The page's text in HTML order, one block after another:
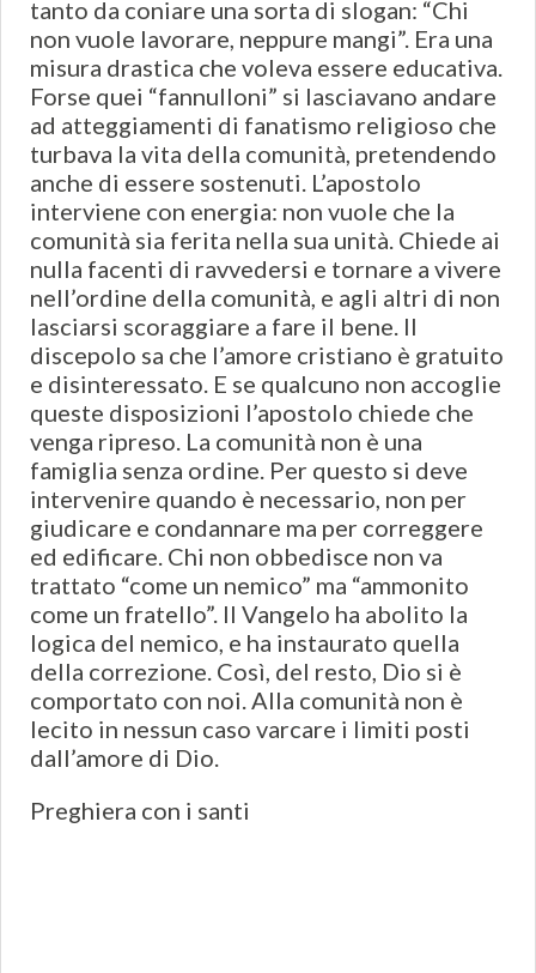
tanto da coniare una sorta di slogan: “Chi
non vuole lavorare, neppure mangi”. Era una
misura drastica che voleva essere educativa.
Forse quei “fannulloni” si lasciavano andare
ad atteggiamenti di fanatismo religioso che
turbava la vita della comunità, pretendendo
anche di essere sostenuti. L’apostolo
interviene con energia: non vuole che la
comunità sia ferita nella sua unità. Chiede ai
nulla facenti di ravvedersi e tornare a vivere
nell’ordine della comunità, e agli altri di non
lasciarsi scoraggiare a fare il bene. Il
discepolo sa che l’amore cristiano è gratuito
e disinteressato. E se qualcuno non accoglie
queste disposizioni l’apostolo chiede che
venga ripreso. La comunità non è una
famiglia senza ordine. Per questo si deve
intervenire quando è necessario, non per
giudicare e condannare ma per correggere
ed edificare. Chi non obbedisce non va
trattato “come un nemico” ma “ammonito
come un fratello”. Il Vangelo ha abolito la
logica del nemico, e ha instaurato quella
della correzione. Così, del resto, Dio si è
comportato con noi. Alla comunità non è
lecito in nessun caso varcare i limiti posti
dall’amore di Dio.
Preghiera con i santi